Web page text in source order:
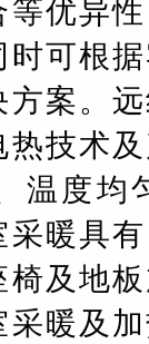
优异
可根
案。
技术
温度均
暖具
及地
暖及